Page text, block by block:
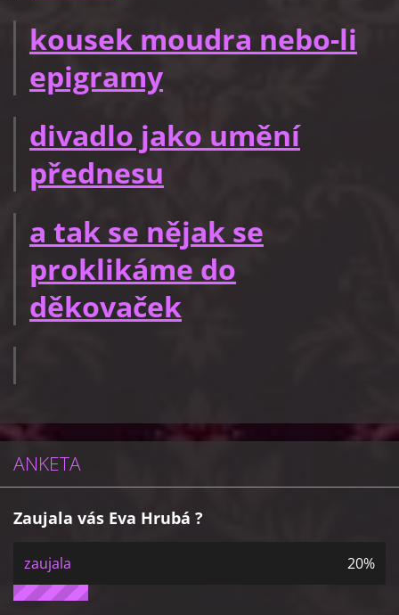
kousek moudra nebo-li
epigramy
divadlo jako umění
přednesu
a tak se nějak se
proklikáme do
děkovaček
ANKETA
Zaujala vás Eva Hrubá ?
zaujala 20%